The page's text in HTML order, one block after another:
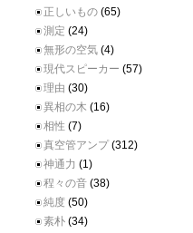
正しいもの (65)
測定 (24)
無形の空気 (4)
現代スピーカー (57)
理由 (30)
異相の木 (16)
相性 (7)
真空管アンプ (312)
神通力 (1)
程々の音 (38)
純度 (50)
素朴 (34)